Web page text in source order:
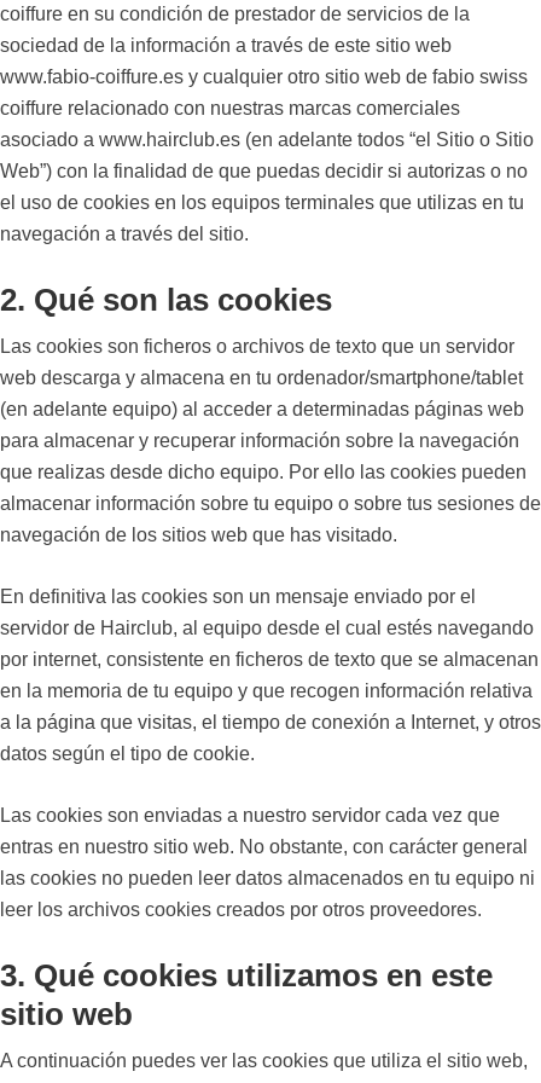
coiffure en su condición de prestador de servicios de la
sociedad de la información a través de este sitio web
www.fabio-coiffure.es y cualquier otro sitio web de fabio swiss
coiffure relacionado con nuestras marcas comerciales
asociado a www.hairclub.es (en adelante todos “el Sitio o Sitio
Web”) con la finalidad de que puedas decidir si autorizas o no
el uso de cookies en los equipos terminales que utilizas en tu
navegación a través del sitio.
2. Qué son las cookies
Las cookies son ficheros o archivos de texto que un servidor
web descarga y almacena en tu ordenador/smartphone/tablet
(en adelante equipo) al acceder a determinadas páginas web
para almacenar y recuperar información sobre la navegación
que realizas desde dicho equipo. Por ello las cookies pueden
almacenar información sobre tu equipo o sobre tus sesiones de
navegación de los sitios web que has visitado.
En definitiva las cookies son un mensaje enviado por el
servidor de Hairclub, al equipo desde el cual estés navegando
por internet, consistente en ficheros de texto que se almacenan
en la memoria de tu equipo y que recogen información relativa
a la página que visitas, el tiempo de conexión a Internet, y otros
datos según el tipo de cookie.
Las cookies son enviadas a nuestro servidor cada vez que
entras en nuestro sitio web. No obstante, con carácter general
las cookies no pueden leer datos almacenados en tu equipo ni
leer los archivos cookies creados por otros proveedores.
3. Qué cookies utilizamos en este
sitio web
A continuación puedes ver las cookies que utiliza el sitio web,